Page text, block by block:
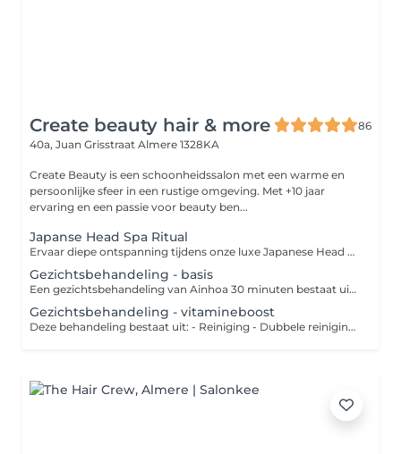
Create beauty hair & more
86
40a, Juan Grisstraat Almere 1328KA
Create Beauty is een schoonheidssalon met een warme en
persoonlijke sfeer in een rustige omgeving. Met +10 jaar
ervaring en een passie voor beauty ben...
Japanse Head Spa Ritual
Ervaar diepe ontspanning tijdens onze luxe Japanese Head Spa behandeling een unieke wellness ervaring voor hoofdhuid, haar en geest. In een warme rustgevende setting met kaarslicht en luxe professionele producten wordt de hoofdhuid diep gereinigd, verzorgd en gemasseerd terwijl spanning in hoofd, nek en schouders volledig mag loslaten. De behandeling bestaat uit een scalp analyse, ontspannende hoofd-, nek- en decolleté massage, dieptereiniging, scalp scrub, luxe haarverzorging, stoomritueel, masker en een professionele blowdry & styling. Geschikt voor vrijwel alle haar- en hoofdhuidtypes, inclusief gekleurd haar. Diepe ontspanning Frisse gezonde hoofdhuid Zijdezacht glanzend haar Een echt selfcare moment Deluxe Head Spa & Facial Ritual Onze ultieme selfcare experience waarbij de Japanese Head Spa wordt gecombineerd met een luxe facial behandeling. Inclusief reiniging, masker, massage en volledige head spa ritual voor totale ontspanning van huid, hoofdhuid en lichaam. Optioneel uit te breiden met Red Light Therapy.
Gezichtsbehandeling - basis
Een gezichtsbehandeling van Ainhoa 30 minuten bestaat uit: - Reiniging - Dubbele reiniging - Scrub - Onzuiverheden verwijderen - Masker - Dagverzorging naar huidtype - Advies Een gezichtsbehandeling van Ainhoa 60 minuten bestaat uit: - Reiniging - Dubbele reiniging - Scrub - Onzuiverheden verwijderen - Epileren - Masker -Massage - Oogzone verzorging - Dagverzorging naar huidtype - Advies Een gezichtsbehandeling van Ainhoa 90 minuten bestaat uit: - Reiniging - Dubbele reiniging - Peeling - Onzuiverheden verwijderen - Wenkbrauwen epileren - Rug Massage - Masker - Oogzone verzorging - Dagverzorging naar huidtype - Advies - BAIMS makeup touch up - Marc Inbane Spraytan
Gezichtsbehandeling - vitamineboost
Deze behandeling bestaat uit: - Reiniging - Dubbele reiniging - Onzuiverheden verwijderen - Epileren - Vliesmasker - Ampul - Massage - Massage Cupping - Huidverbeterende massage tool - Dagverzorging naar huidtype - Advies -Marc Inbane Spray tan